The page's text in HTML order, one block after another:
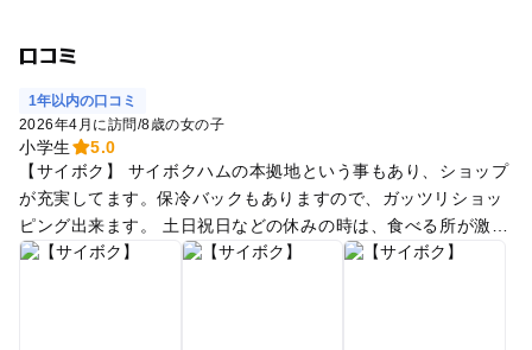
口コミ
1年以内の口コミ
2026年4月に訪問/8歳の女の子
小学生
5.0
【サイボク】 サイボクハムの本拠地という事もあり、ショップ
が充実してます。保冷バックもありますので、ガッツリショッ
ピング出来ます。 土日祝日などの休みの時は、食べる所が激混
みです！が、肉が美味しいので待つ価値ありです！ 小さいお子